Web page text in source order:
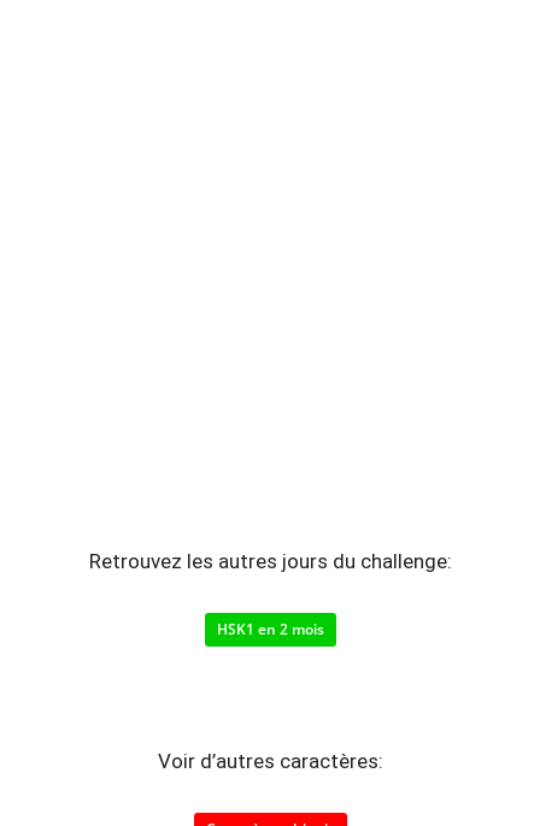
Retrouvez les autres jours du challenge:
HSK1 en 2 mois
Voir d’autres caractères: